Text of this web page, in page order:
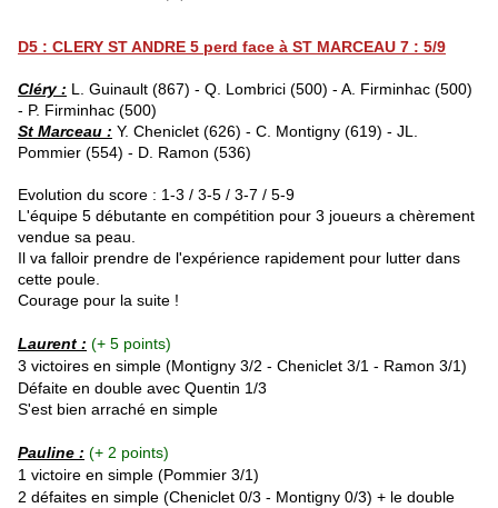
D5 : CLERY ST ANDRE 5 perd face à ST MARCEAU 7 : 5/9
Cléry : L. Guinault (867) - Q. Lombrici (500) - A. Firminhac (500)
- P. Firminhac (500)
St Marceau : Y. Cheniclet (626) - C. Montigny (619) - JL.
Pommier (554) - D. Ramon (536)
Evolution du score : 1-3 / 3-5 / 3-7 / 5-9
L'équipe 5 débutante en compétition pour 3 joueurs a chèrement
vendue sa peau.
Il va falloir prendre de l'expérience rapidement pour lutter dans
cette poule.
Courage pour la suite !
Laurent : (+ 5 points)
3 victoires en simple (Montigny 3/2 - Cheniclet 3/1 - Ramon 3/1)
Défaite en double avec Quentin 1/3
S'est bien arraché en simple
Pauline : (+ 2 points)
1 victoire en simple (Pommier 3/1)
2 défaites en simple (Cheniclet 0/3 - Montigny 0/3) + le double